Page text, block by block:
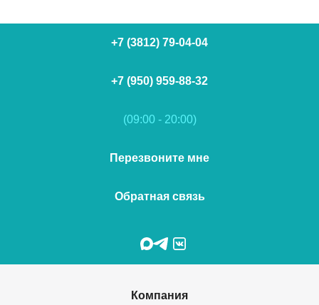
+7 (3812) 79-04-04
+7 (950) 959-88-32
(09:00 - 20:00)
Перезвоните мне
Обратная связь
Компания